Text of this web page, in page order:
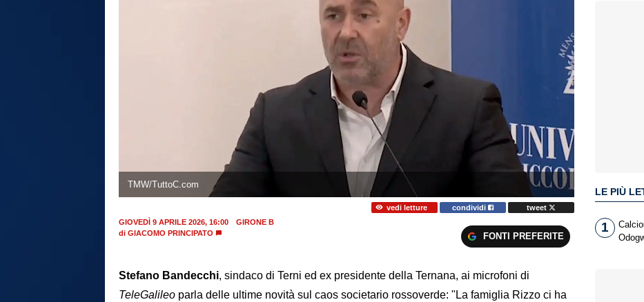
TMW/TuttoC.com
vedi letture condividi
tweet
GIOVEDÌ 9 APRILE 2026, 16:00
GIRONE B
di GIACOMO PRINCIPATO FONTI PREFERITE
Stefano Bandecchi, sindaco di Terni ed ex presidente della Ternana, ai microfoni di
TeleGalileo parla delle ultime novità sul caos societario rossoverde: "La famiglia Rizzo ci ha
LE PIÙ
1